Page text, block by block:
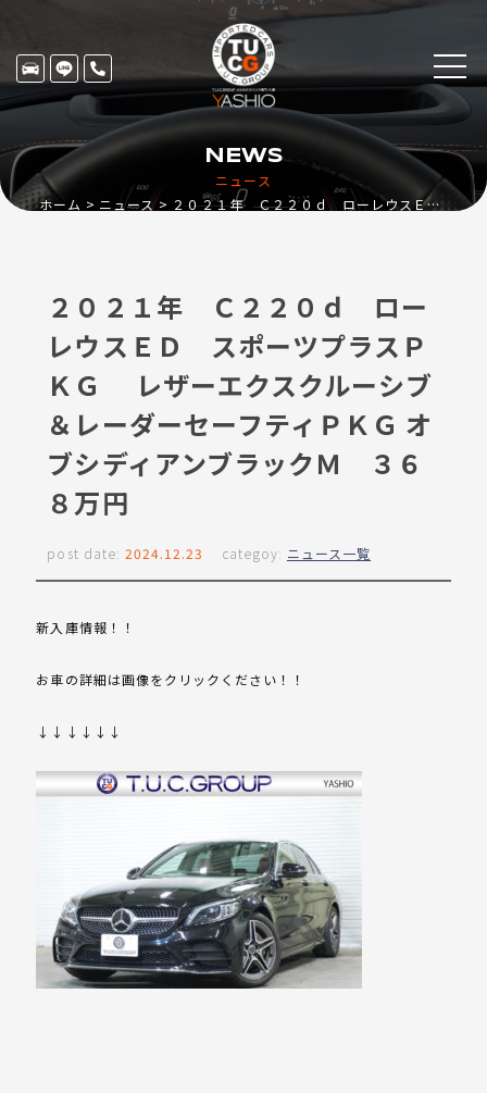
ニュース
NEWS
ホーム ニュース ２０２１年 Ｃ２２０ｄ ローレウスＥＤ スポーツプラスＰＫＧ レザーエクスクルーシブ＆レーダーセーフティＰＫＧ オブシディアンブラックＭ ３６８万円
２０２１年 Ｃ２２０ｄ ロー
レウスＥＤ スポーツプラスＰ
ＫＧ レザーエクスクルーシブ
＆レーダーセーフティＰＫＧ オ
ブシディアンブラックＭ ３６
８万円
post date: 2024.12.23 categoy: ニュース一覧
新入庫情報！！
お車の詳細は画像をクリックください！！
↓↓↓↓↓↓